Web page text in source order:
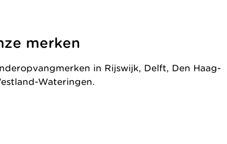
merken
in Rijswijk, Delft, Den Haag-
Wateringen.